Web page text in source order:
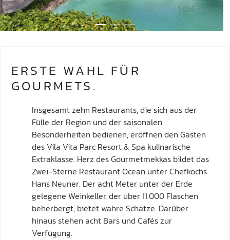
ERSTE WAHL FÜR
GOURMETS.
Insgesamt zehn Restaurants, die sich aus der
Fülle der Region und der saisonalen
Besonderheiten bedienen, eröffnen den Gästen
des Vila Vita Parc Resort & Spa kulinarische
Extraklasse. Herz des Gourmetmekkas bildet das
Zwei-Sterne Restaurant Ocean unter Chefkochs
Hans Neuner. Der acht Meter unter der Erde
gelegene Weinkeller, der über 11.000 Flaschen
beherbergt, bietet wahre Schätze. Darüber
hinaus stehen acht Bars und Cafés zur
Verfügung.